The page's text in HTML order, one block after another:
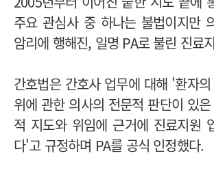
주요 관심사 중 하나는 불법이지만
암리에 행해진, 일명 PA로 불린 진료
간호법은 간호사 업무에 대해 '환자
위에 관한 의사의 전문적 판단이 있
적 지도와 위임에 근거에 진료지원
다'고 규정하며 PA를 공식 인정했다.